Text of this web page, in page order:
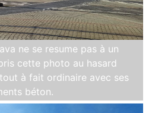
ne se resume pas à un
cette photo au hasard
à fait ordinaire avec ses
béton.